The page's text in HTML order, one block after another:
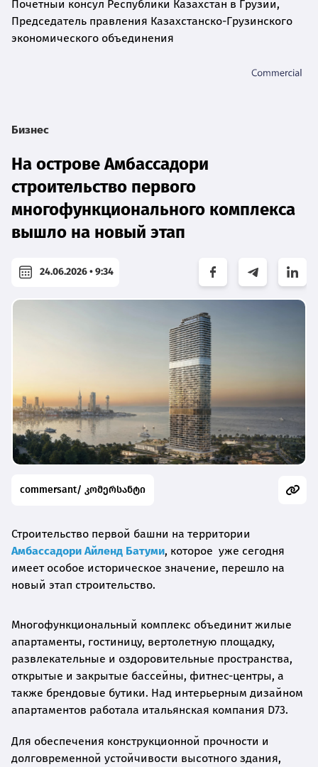
Почетный консул Республики Казахстан в Грузии,
Председатель правления Казахстанско-Грузинского
экономического объединения
Бизнес
На острове Амбассадори
строительство первого
многофункционального комплекса
вышло на новый этап
24.06.2026 • 9:34
commersant/ კომერსანტი
Строительство первой башни на территории
Амбассадори Айленд Батуми, которое уже сегодня
имеет особое историческое значение, перешло на
новый этап строительство.
Многофункциональный комплекс объединит жилые
апартаменты, гостиницу, вертолетную площадку,
развлекательные и оздоровительные пространства,
открытые и закрытые бассейны, фитнес-центры, а
также брендовые бутики. Над интерьерным дизайном
апартаментов работала итальянская компания D73.
Для обеспечения конструкционной прочности и
долговременной устойчивости высотного здания,